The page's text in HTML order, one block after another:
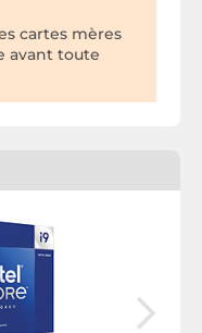
cartes mères
avant toute